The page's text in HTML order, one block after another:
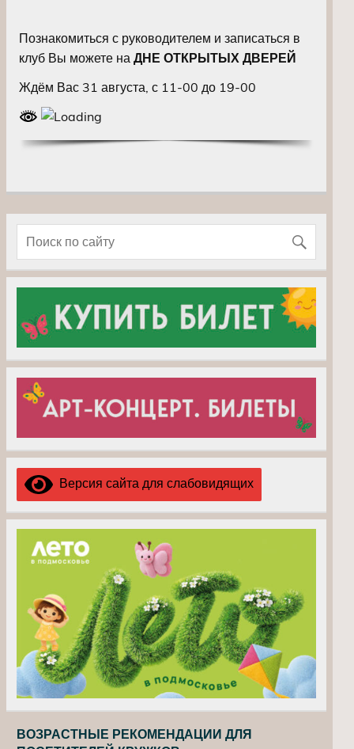
Познакомиться с руководителем и записаться в
клуб Вы можете на ДНЕ ОТКРЫТЫХ ДВЕРЕЙ
Ждём Вас 31 августа, с 11-00 до 19-00
Версия сайта для слабовидящих
ВОЗРАСТНЫЕ РЕКОМЕНДАЦИИ ДЛЯ